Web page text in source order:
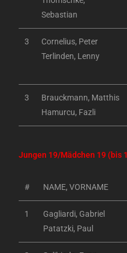
Sebastian
3
Cornelius, Peter
Terlinden, Lenny
3
Brauckmann, Matthis
Hamurcu, Fazli
Jungen 19/Mädchen 19 (bis
# NAME, VORNAME
1
Gagliardi, Gabriel
Patatzki, Paul